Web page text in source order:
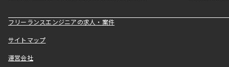
フリーランスエンジニアの求人・案件
サイトマップ
運営会社